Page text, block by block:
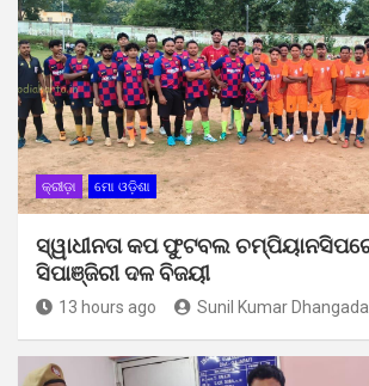
କ୍ରୀଡ଼ା ମୋ ଓଡ଼ିଶା
ସ୍ୱାଧୀନତା କପ ଫୁଟବଲ
ସିପାଞ୍ଜିରୀ ଦଳ ବିଜୟୀ
13 hours ago Sunil Kumar